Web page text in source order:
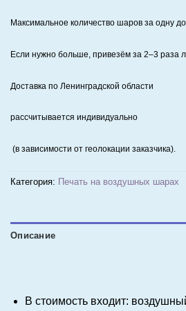
Максимальное количество шаров за одну
Если нужно больше, привезём за 2–3 раза
Доставка по Ленинградской области
рассчитывается индивидуально
(в зависимости от геолокации заказчика).
Категория: Печать на воздушных шарах
Описание
В стоимость входит: